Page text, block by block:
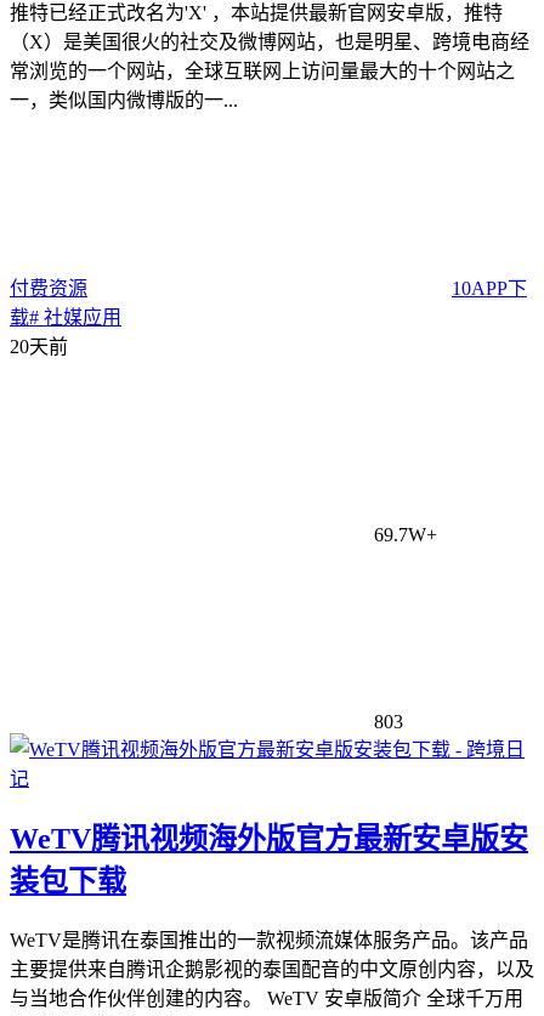
推特已经正式改名为'X' ，本站提供最新官网安卓版，推特
（X）是美国很火的社交及微博网站，也是明星、跨境电商经
常浏览的一个网站，全球互联网上访问量最大的十个网站之
一，类似国内微博版的一...
付费资源 10APP下
载# 社媒应用
20天前
69.7W+
803
WeTV腾讯视频海外版官方最新安卓版安
装包下载
WeTV是腾讯在泰国推出的一款视频流媒体服务产品。该产品
主要提供来自腾讯企鹅影视的泰国配音的中文原创内容，以及
与当地合作伙伴创建的内容。 WeTV 安卓版简介 全球千万用